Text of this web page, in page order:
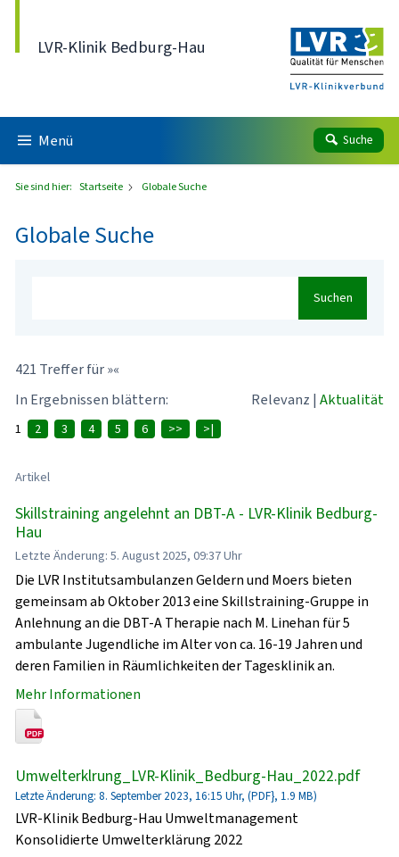
LVR-Klinik Bedburg-Hau
Menü Suche
Sie sind hier: Startseite Globale Suche
Globale Suche
Suchen
421 Treffer für »«
In Ergebnissen blättern:
Relevanz | Aktualität
1 2 3 4 5 6 >> >|
Artikel
Skillstraining angelehnt an DBT-A - LVR-Klinik Bedburg-
Hau
Letzte Änderung: 5. August 2025, 09:37 Uhr
Die LVR Institutsambulanzen Geldern und Moers bieten
gemeinsam ab Oktober 2013 eine Skillstraining-Gruppe in
Anlehnung an die DBT-A Therapie nach M. Linehan für 5
ambulante Jugendliche im Alter von ca. 16-19 Jahren und
deren Familien in Räumlichkeiten der Tagesklinik an.
Mehr Informationen
Umwelterklrung_LVR-Klinik_Bedburg-Hau_2022.pdf
Letzte Änderung: 8. September 2023, 16:15 Uhr, (PDF}, 1.9 MB)
LVR-Klinik Bedburg-Hau Umweltmanagement
Konsolidierte Umwelterklärung 2022